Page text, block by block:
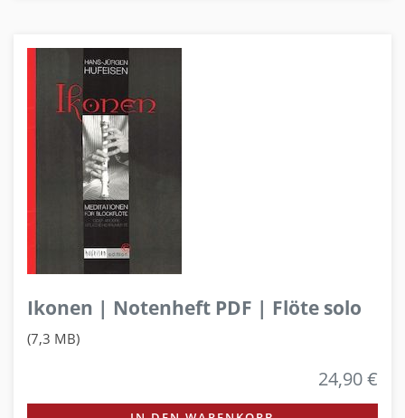
Ikonen | Notenheft PDF | Flöte solo
(7,3 MB)
24,90 €